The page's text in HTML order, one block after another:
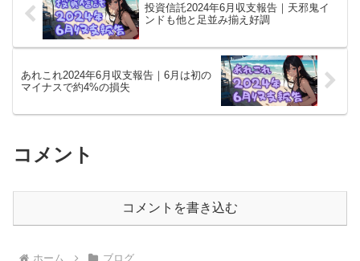
投資信託2024年6月収支報告｜天邪鬼イ
ンドも他と足並み揃え好調
あれこれ2024年6月収支報告｜6月は初の
マイナスで約4%の損失
コメント
コメントを書き込む
ホーム ブログ